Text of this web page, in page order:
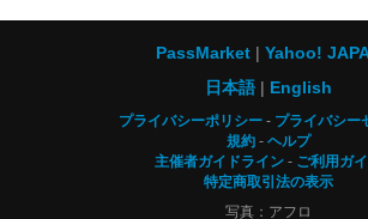
PassMarket
Yahoo!
日本語
English
プライバシーポリシー
プライバシー
規約
ヘルプ
主催者ガイドライン
ご利用ガ
特定商取引法の表示
写真：アフロ